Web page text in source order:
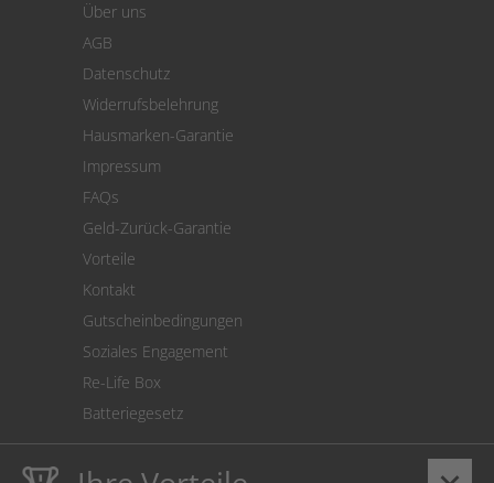
Cookie Einstellungen
Über uns
AGB
Datenschutz
Widerrufsbelehrung
Hausmarken-Garantie
Impressum
FAQs
Geld-Zurück-Garantie
Vorteile
Kontakt
Gutscheinbedingungen
Soziales Engagement
Re-Life Box
Batteriegesetz